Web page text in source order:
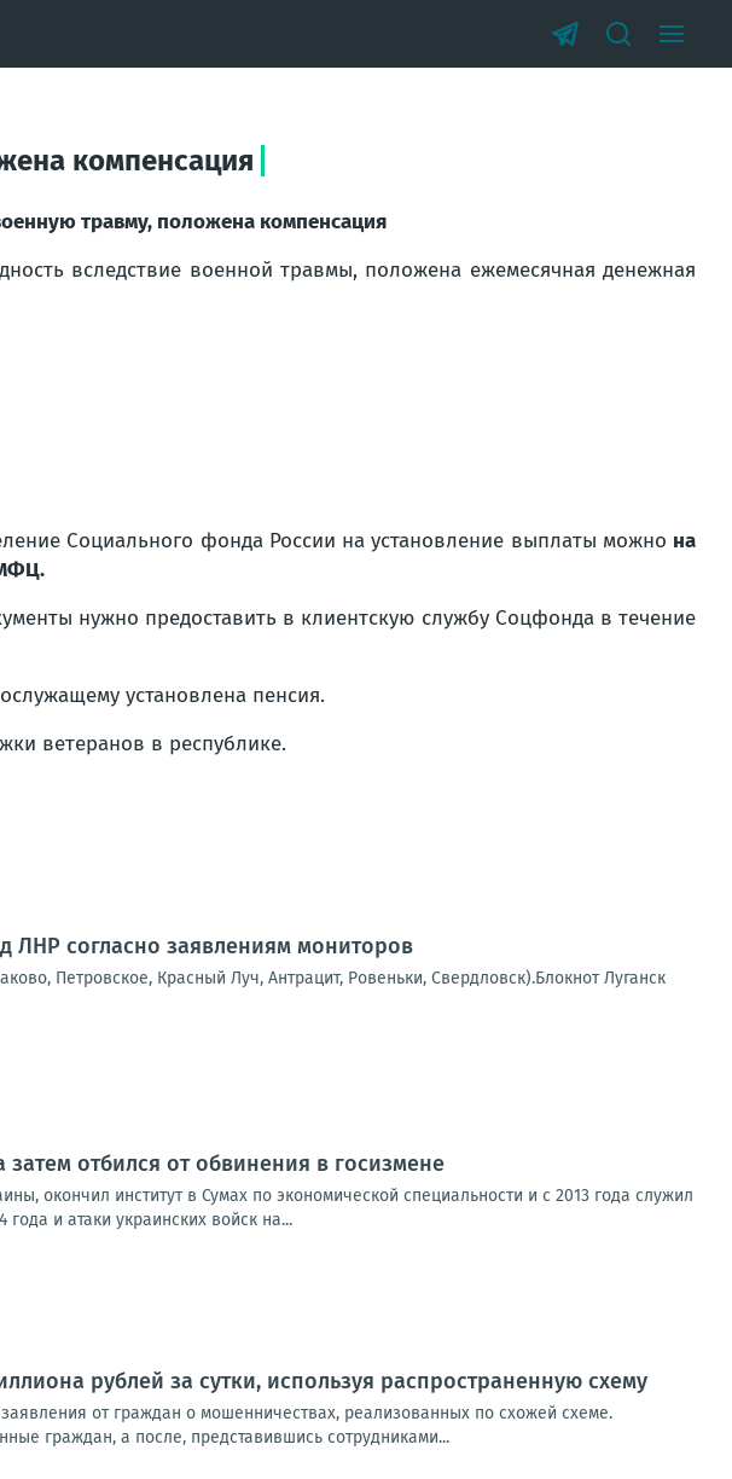
компенсация
травму, положена компенсация
вследствие военной травмы, положена ежемесячная денежная
Социального фонда России на установление выплаты можно на
МФЦ.
нужно предоставить в клиентскую службу Соцфонда в течение
установлена пенсия.
ветеранов в республике.
согласно заявлениям мониторов
Петровское, Красный Луч, Антрацит, Ровеньки, Свердловск).Блокнот Луганск
отбился от обвинения в госизмене
окончил институт в Сумах по экономической специальности и с 2013 года служил
и атаки украинских войск на...
рублей за сутки, используя распространенную схему
от граждан о мошенничествах, реализованных по схожей схеме.
граждан, а после, представившись сотрудниками...